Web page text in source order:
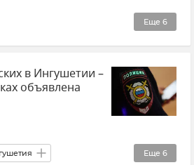
Еще 6
ФСБ РФ (Федеральная служба безопасности Российской Федерации)
в Ингушетии –
объявлена
Еще 6